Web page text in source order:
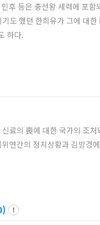
후 등은 충선왕 세력에 포
기도 했던 한희유가 그에 대
하다.
료의 喪에 대한 국가의 조처
연간의 정치상황과 김방경
)